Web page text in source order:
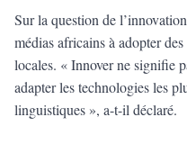
Sur la question de
médias africains à adopter
locales. « Innover ne signifie
adapter les technologies les
linguistiques », a-t-il déclaré.